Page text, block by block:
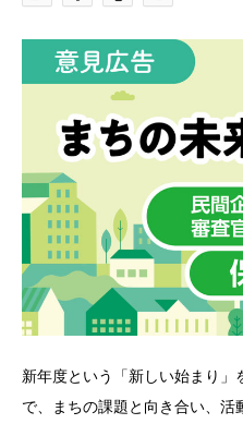
新年度という「新しい始まり
で、まちの課題と向き合い、